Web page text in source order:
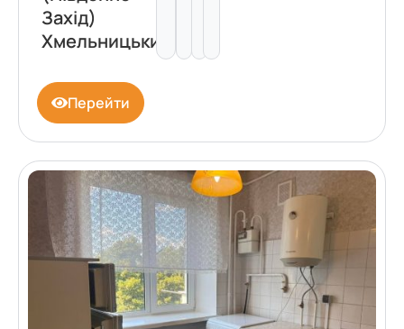
Захід)
Хмельницький
Перейти